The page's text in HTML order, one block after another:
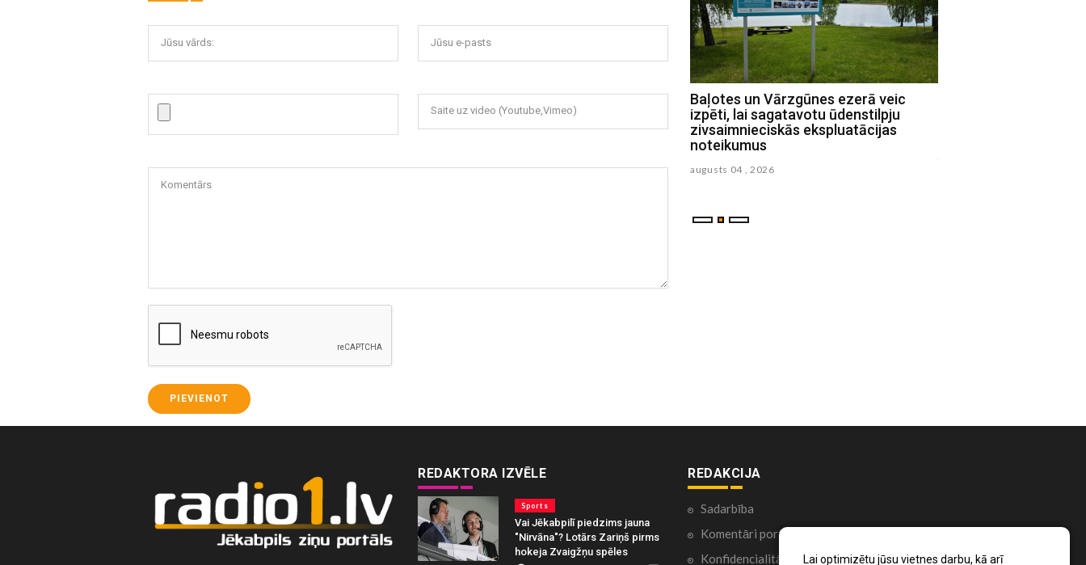
Lai optimizētu jūsu vietnes darbu, kā arī
Jūsu vārds: Jūsu e-pasts
Saite uz video (Youtube,Vimeo)
Komentārs
PIEVIENOT
Jēkabpils novada pašvaldības
policijas paveiktais jūlijā
Baļotes un Vārzgūnes ezerā veic
izpēti, lai sagatavotu ūdenstilpju
zivsaimnieciskās ekspluatācijas
noteikumus
augusts 04 , 2026
REDAKTORA IZVĒLE
Sports
Vai Jēkabpilī piedzims jauna
"Nirvāna"? Lotārs Zariņš pirms
hokeja Zvaigžņu spēles
REDAKCIJA
Sadarbība
Komentāri portālā
Konfidencialitātes politika